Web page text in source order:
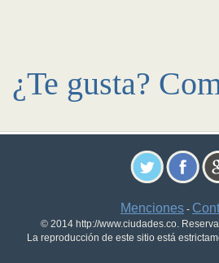
¿Te gusta?
Menciones -
© 2014 http://www.ciudades.co.
La reproducción de este sitio está